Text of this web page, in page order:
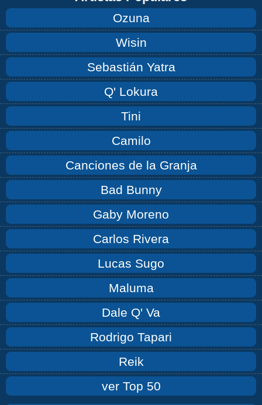
Ozuna
Wisin
Sebastián Yatra
Q' Lokura
Tini
Camilo
Canciones de la Granja
Bad Bunny
Gaby Moreno
Carlos Rivera
Lucas Sugo
Maluma
Dale Q' Va
Rodrigo Tapari
Reik
ver Top 50